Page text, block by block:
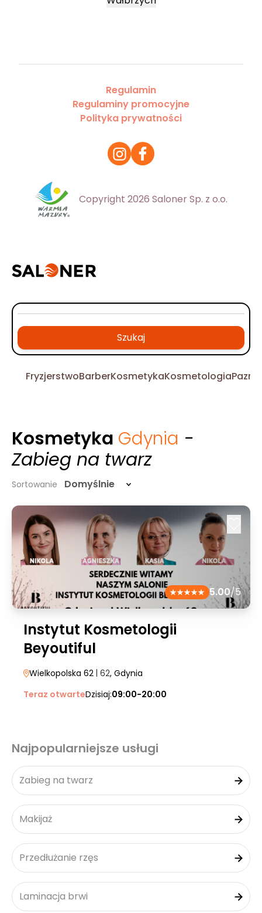
Regulamin
Regulaminy promocyjne
Polityka prywatności
Copyright 2026 Saloner Sp. z o.o.
Szukaj
FryzjerstwoBarberKosmetykaKosmetologia
Kosmetyka Gdynia -
Zabieg na twarz
Sortowanie Domyślnie
5.00/5
Instytut Kosmetologii
Beyoutiful
Wielkopolska 62 | 62, Gdynia
Teraz otwarteDzisiaj:09:00-20:00
Najpopularniejsze usługi
Zabieg na twarz
Makijaż
Przedłużanie rzęs
Laminacja brwi